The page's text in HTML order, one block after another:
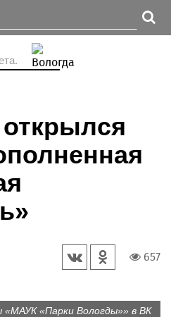
657
«Парки Вологды»» в ВК